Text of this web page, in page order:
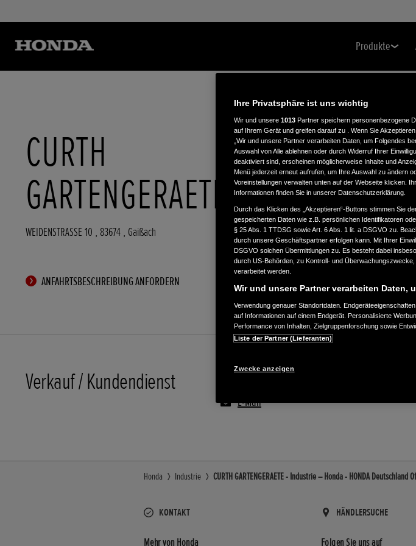
Produkte
CURTH
GARTENGERAETE
WEIDENSTRASSE 10 , 83674 , Gaißach
ANFAHRTSBESCHREIBUNG ANFORDERN
Verkauf / Kundendienst
E-Mail
Honda Industrie CURTH GARTENGERAETE - Industrie – Honda - HONDA
KONTAKT HÄNDLERSUCHE
Mehr von Honda Folgen Sie uns auf
Ihre Privatsphäre ist uns wichtig
Wir und unsere 1013 Partner speichern personenbezogene
auf Ihrem Gerät und greifen darauf zu . Wenn Sie
„Wir und unsere Partner verarbeiten Daten, um Folgendes
Auswahl von Alle ablehnen oder durch Widerruf Ihrer
deaktiviert sind, erscheinen möglicherweise Inhalte und
Menü jederzeit erneut aufrufen, um Ihre Auswahl zu ändern
Voreinstellungen verwalten unten auf der Webseite klicken.
Informationen finden Sie in unserer Datenschutzerklärung.
Durch das Klicken des „Akzeptieren“-Buttons stimmen Sie
gespeicherten Daten wie z.B. persönlichen Identifikatoren
§ 25 Abs. 1 TTDSG sowie Art. 6 Abs. 1 lit. a DSGVO zu.
durch unsere Geschäftspartner erfolgen kann. Mit Ihrer
DSGVO solchen Übermittlungen zu. Es besteht dabei
durch US-Behörden, zu Kontroll- und
verarbeitet werden.
Wir und unsere Partner verarbeiten Daten,
Verwendung genauer Standortdaten.
auf Informationen auf einem Endgerät. Personalisierte
Performance von Inhalten, Zielgruppenforschung sowie
Liste der Partner (Lieferanten)
Zwecke anzeigen